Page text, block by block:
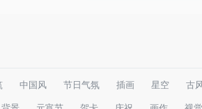
中国风 节日气氛 插画 星空 古